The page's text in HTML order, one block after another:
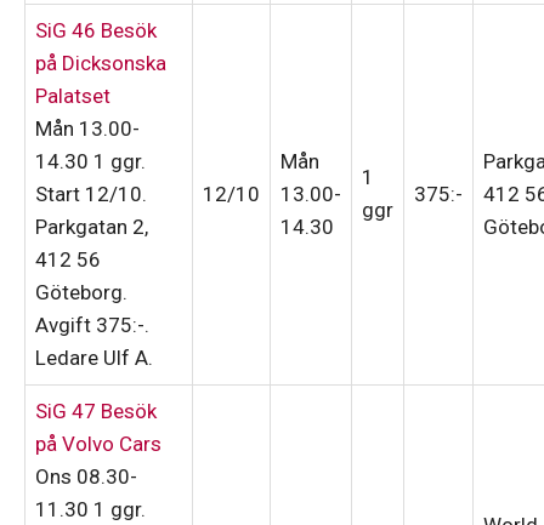
SiG 46 Besök
på Dicksonska
Palatset
Mån 13.00-
14.30 1 ggr.
Start 12/10.
Parkgatan 2,
412 56
Göteborg.
Avgift 375:-.
Ledare Ulf A.
12/10
Mån
13.00-
14.30
1
ggr
375:-
412
SiG 47 Besök
på Volvo Cars
Ons 08.30-
11.30 1 ggr.